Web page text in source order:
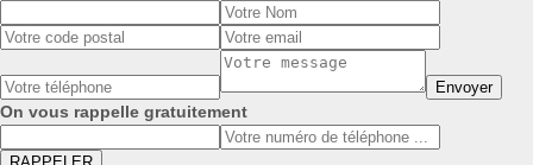
On vous rappelle gratuitement